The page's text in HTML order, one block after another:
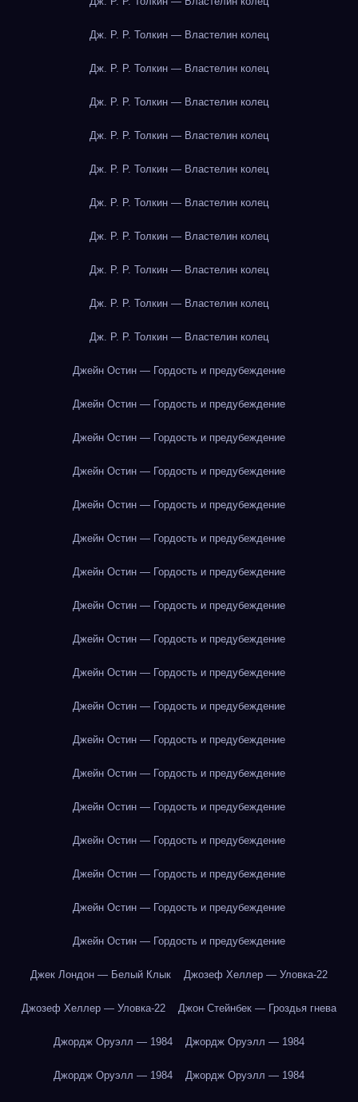
Дж. Р. Р. Толкин — Властелин колец
Дж. Р. Р. Толкин — Властелин колец
Дж. Р. Р. Толкин — Властелин колец
Дж. Р. Р. Толкин — Властелин колец
Дж. Р. Р. Толкин — Властелин колец
Дж. Р. Р. Толкин — Властелин колец
Дж. Р. Р. Толкин — Властелин колец
Дж. Р. Р. Толкин — Властелин колец
Дж. Р. Р. Толкин — Властелин колец
Дж. Р. Р. Толкин — Властелин колец
Джейн Остин — Гордость и предубеждение
Джейн Остин — Гордость и предубеждение
Джейн Остин — Гордость и предубеждение
Джейн Остин — Гордость и предубеждение
Джейн Остин — Гордость и предубеждение
Джейн Остин — Гордость и предубеждение
Джейн Остин — Гордость и предубеждение
Джейн Остин — Гордость и предубеждение
Джейн Остин — Гордость и предубеждение
Джейн Остин — Гордость и предубеждение
Джейн Остин — Гордость и предубеждение
Джейн Остин — Гордость и предубеждение
Джейн Остин — Гордость и предубеждение
Джейн Остин — Гордость и предубеждение
Джейн Остин — Гордость и предубеждение
Джейн Остин — Гордость и предубеждение
Джейн Остин — Гордость и предубеждение
Джейн Остин — Гордость и предубеждение
Джек Лондон — Белый Клык Джозеф Хеллер — Уловка-22
Джозеф Хеллер — Уловка-22 Джон Стейнбек — Гроздья гнева
Джордж Оруэлл — 1984 Джордж Оруэлл — 1984
Джордж Оруэлл — 1984 Джордж Оруэлл — 1984